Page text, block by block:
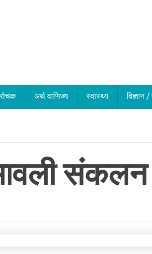
रोचक अर्थ वाणिज्य स्वास्थ्य विज्ञान